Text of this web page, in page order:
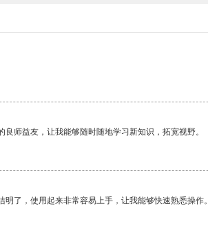
良师益友，让我能够随时随地学习新知识，拓宽视野。
明了，使用起来非常容易上手，让我能够快速熟悉操作。